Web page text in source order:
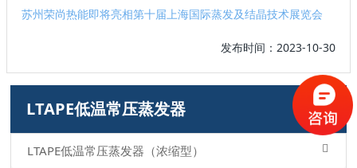
苏州荣尚热能即将亮相第十届上海国际蒸发及结晶技术展览会
发布时间：2023-10-30
LTAPE低温常压蒸发器
LTAPE低温常压蒸发器（浓缩型）